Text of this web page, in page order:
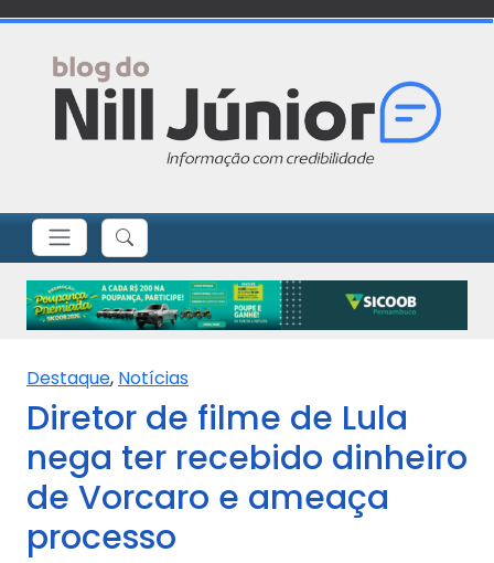
Destaque, Notícias
Diretor de filme de Lula
nega ter recebido dinheiro
de Vorcaro e ameaça
processo